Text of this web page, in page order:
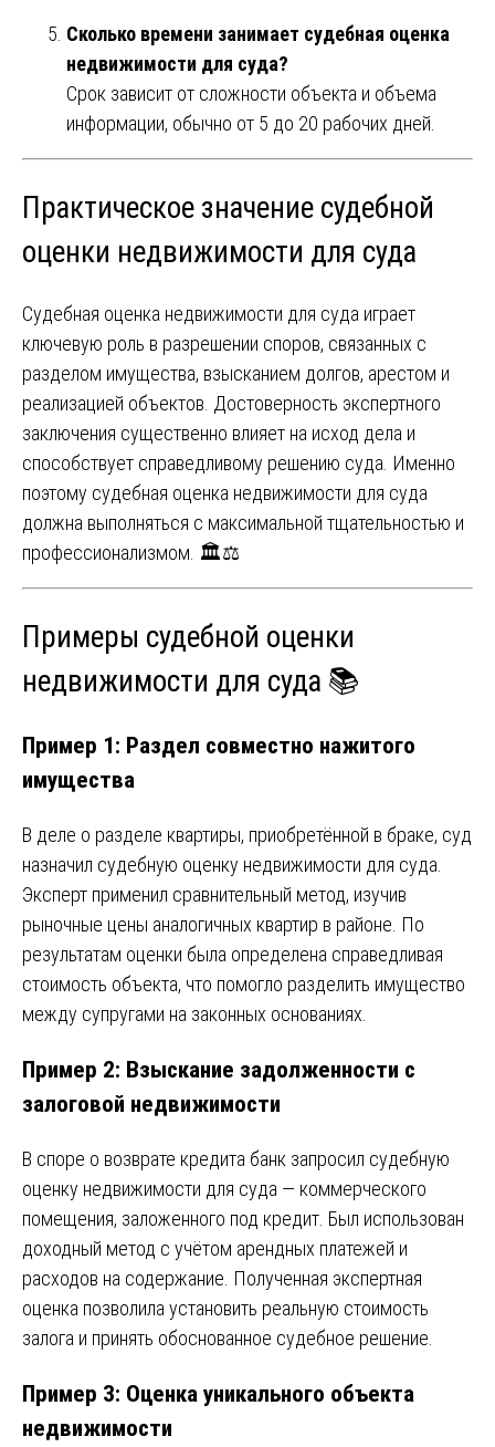
Сколько времени занимает судебная оценка
недвижимости для суда?
Срок зависит от сложности объекта и объема
информации, обычно от 5 до 20 рабочих дней.
Практическое значение судебной
оценки недвижимости для суда
Судебная оценка недвижимости для суда играет
ключевую роль в разрешении споров, связанных с
разделом имущества, взысканием долгов, арестом и
реализацией объектов. Достоверность экспертного
заключения существенно влияет на исход дела и
способствует справедливому решению суда. Именно
поэтому судебная оценка недвижимости для суда
должна выполняться с максимальной тщательностью и
профессионализмом. 🏛️⚖️
Примеры судебной оценки
недвижимости для суда 📚
Пример 1: Раздел совместно нажитого
имущества
В деле о разделе квартиры, приобретённой в браке, суд
назначил судебную оценку недвижимости для суда.
Эксперт применил сравнительный метод, изучив
рыночные цены аналогичных квартир в районе. По
результатам оценки была определена справедливая
стоимость объекта, что помогло разделить имущество
между супругами на законных основаниях.
Пример 2: Взыскание задолженности с
залоговой недвижимости
В споре о возврате кредита банк запросил судебную
оценку недвижимости для суда — коммерческого
помещения, заложенного под кредит. Был использован
доходный метод с учётом арендных платежей и
расходов на содержание. Полученная экспертная
оценка позволила установить реальную стоимость
залога и принять обоснованное судебное решение.
Пример 3: Оценка уникального объекта
недвижимости